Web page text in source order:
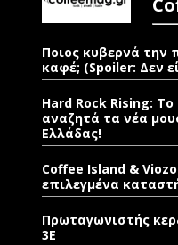
Ποιος κυβερνά την
καφέ; (Spoiler: Δεν
Hard Rock Rising:
αναζητά τα νέα
Ελλάδας!
Coffee Island &
επιλεγμένα
Πρωταγωνιστής
3E